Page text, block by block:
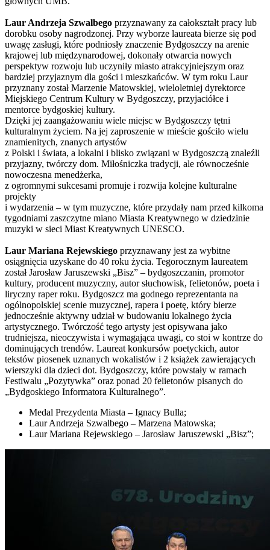
Laur Andrzeja Szwalbego przyznawany za całokształt pracy lub
dorobku osoby nagrodzonej. Przy wyborze laureata bierze się pod
uwagę zasługi, które podniosły znaczenie Bydgoszczy na arenie
krajowej lub międzynarodowej, dokonały otwarcia nowych
perspektyw rozwoju lub uczyniły miasto atrakcyjniejszym oraz
bardziej przyjaznym dla gości i mieszkańców. W tym roku Laur
przyznany został Marzenie Matowskiej, wieloletniej dyrektorce
Miejskiego Centrum Kultury w Bydgoszczy, przyjaciółce i
mentorce bydgoskiej kultury.
Dzięki jej zaangażowaniu wiele miejsc w Bydgoszczy tętni
kulturalnym życiem. Na jej zaproszenie w mieście gościło wielu
znamienitych, znanych artystów
z Polski i świata, a lokalni i blisko związani w Bydgoszczą znaleźli
przyjazny, twórczy dom. Miłośniczka tradycji, ale równocześnie
nowoczesna menedżerka,
z ogromnymi sukcesami promuje i rozwija kolejne kulturalne
projekty
i wydarzenia – w tym muzyczne, które przydały nam przed kilkoma
tygodniami zaszczytne miano Miasta Kreatywnego w dziedzinie
muzyki w sieci Miast Kreatywnych UNESCO.
Laur Mariana Rejewskiego przyznawany jest za wybitne
osiągnięcia uzyskane do 40 roku życia. Tegorocznym laureatem
został Jarosław Jaruszewski „Bisz” – bydgoszczanin, promotor
kultury, producent muzyczny, autor słuchowisk, felietonów, poeta i
liryczny raper roku. Bydgoszcz ma godnego reprezentanta na
ogólnopolskiej scenie muzycznej, rapera i poetę, który bierze
jednocześnie aktywny udział w budowaniu lokalnego życia
artystycznego. Twórczość tego artysty jest opisywana jako
trudniejsza, nieoczywista i wymagająca uwagi, co stoi w kontrze do
dominujących trendów. Laureat konkursów poetyckich, autor
tekstów piosenek uznanych wokalistów i 2 książek zawierających
wierszyki dla dzieci dot. Bydgoszczy, które powstały w ramach
Festiwalu „Pozytywka” oraz ponad 20 felietonów pisanych do
„Bydgoskiego Informatora Kulturalnego”.
Medal Prezydenta Miasta – Ignacy Bulla;
Laur Andrzeja Szwalbego – Marzena Matowska;
Laur Mariana Rejewskiego – Jarosław Jaruszewski „Bisz”;